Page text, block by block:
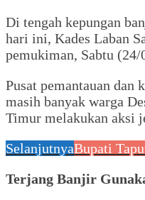
Di tengah kepungan
hari ini, Kades Laban
pemukiman, Sabtu (24/
Pusat pemantauan
masih banyak warga
Timur melakukan aksi
SelanjutnyaBupati
Terjang Banjir